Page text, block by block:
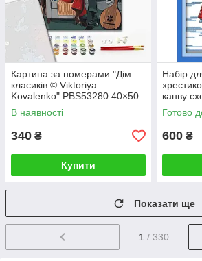
Картина за номерами "Дім
класиків © Viktoriya
Kovalenko" PBS53280 40×50
см
В наявності
340 ₴
Купити
Набір
канву
beach".
Готово
600 ₴
Показати ще
1 / 330